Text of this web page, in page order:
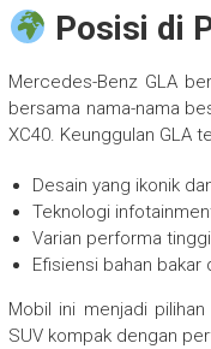
Posisi di
Mercedes-Benz GLA
bersama nama-nama
XC40. Keunggulan GLA
Desain yang ikonik
Teknologi
Varian performa
Efisiensi bahan bakar
Mobil ini menjadi
SUV kompak dengan